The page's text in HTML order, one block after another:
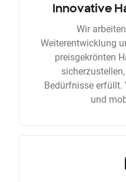
Innovative
Wir
Weiterentwicklung
preisgekrönten
Bedürfnisse erfüllt.
und